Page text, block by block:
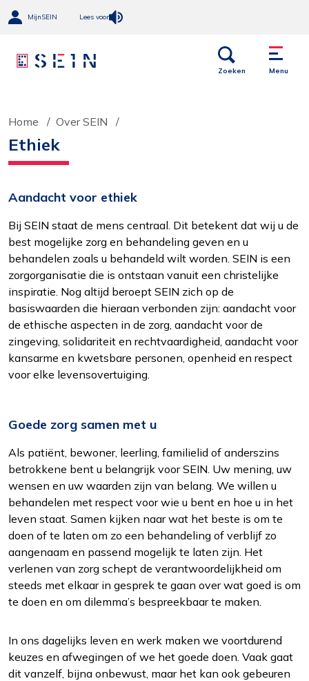
Open
Zoeken
Menu
links
Menu
MijnSEIN Lees voor
Home Over SEIN
Ethiek
Aandacht voor ethiek
Bij SEIN staat de mens centraal. Dit betekent dat wij u de
best mogelijke zorg en behandeling geven en u
behandelen zoals u behandeld wilt worden. SEIN is een
zorgorganisatie die is ontstaan vanuit een christelijke
inspiratie. Nog altijd beroept SEIN zich op de
basiswaarden die hieraan verbonden zijn: aandacht voor
de ethische aspecten in de zorg, aandacht voor de
zingeving, solidariteit en rechtvaardigheid, aandacht voor
kansarme en kwetsbare personen, openheid en respect
voor elke levensovertuiging.
Goede zorg samen met u
Als patiënt, bewoner, leerling, familielid of anderszins
betrokkene bent u belangrijk voor SEIN. Uw mening, uw
wensen en uw waarden zijn van belang. We willen u
behandelen met respect voor wie u bent en hoe u in het
leven staat. Samen kijken naar wat het beste is om te
doen of te laten om zo een behandeling of verblijf zo
aangenaam en passend mogelijk te laten zijn. Het
verlenen van zorg schept de verantwoordelijkheid om
steeds met elkaar in gesprek te gaan over wat goed is om
te doen en om dilemma’s bespreekbaar te maken.
In ons dagelijks leven en werk maken we voortdurend
keuzes en afwegingen of we het goede doen. Vaak gaat
dit vanzelf, bijna onbewust, maar het kan ook gebeuren